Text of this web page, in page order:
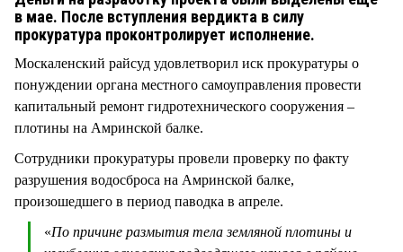
в мае. После вступления вердикта в силу
прокуратура проконтролирует исполнение.
Москаленский райсуд удовлетворил иск прокуратуры о
понуждении органа местного самоуправления провести
капитальный ремонт гидротехнического сооружения –
плотины на Амринской балке.
Сотрудники прокуратуры провели проверку по факту
разрушения водосброса на Амринской балке,
произошедшего в период паводка в апреле.
«По причине размытия тела земляной плотины и